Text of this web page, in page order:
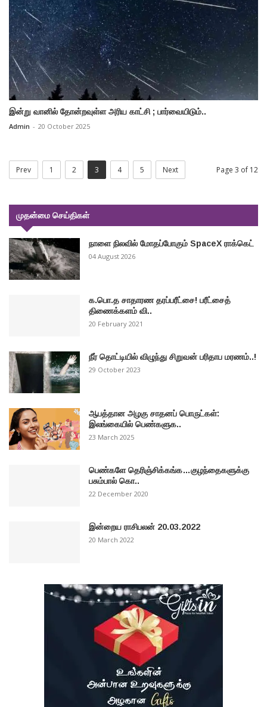
இன்று வானில் தோன்றவுள்ள அரிய காட்சி ; பார்வையிடும்..
Admin - 20 October 2025
Prev 1 2 3 4 5 Next Page 3 of 12
முதன்மை செய்திகள்
நாளை நிலவில் மோதப்போகும் SpaceX ராக்கெட்
04 August 2026
க.பொ.த சாதாரண தரப்பரீட்சை! பரீட்சைத்
திணைக்களம் வி..
20 February 2021
நீர் தொட்டியில் விழுந்து சிறுவன் பரிதாப மரணம்..!
29 October 2023
ஆபத்தான அழகு சாதனப் பொருட்கள்:
இலங்கையில் பெண்களுக..
23 March 2025
பெண்களே தெரிஞ்சிக்கங்க…குழந்தைகளுக்கு
பசும்பால் கொ..
22 December 2020
இன்றைய ராசிபலன் 20.03.2022
20 March 2022